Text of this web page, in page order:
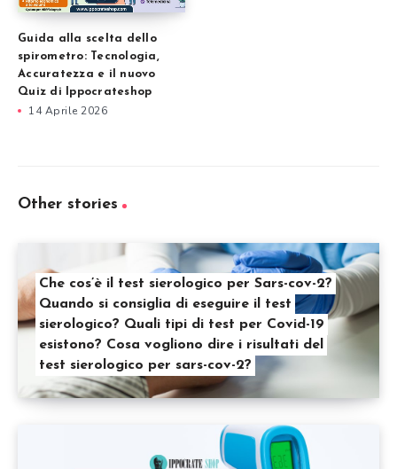
Guida alla scelta dello
spirometro: Tecnologia,
Accuratezza e il nuovo
Quiz di Ippocrateshop
14 Aprile 2026
Other stories
Che cos’è il test sierologico per Sars-cov-2?
Quando si consiglia di eseguire il test
sierologico? Quali tipi di test per Covid-19
esistono? Cosa vogliono dire i risultati del
test sierologico per sars-cov-2?